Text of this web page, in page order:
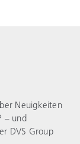
Neuigkeiten
– und
DVS Group